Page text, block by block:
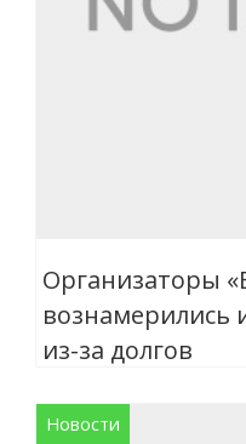
Организаторы
из-за долгов
Новости